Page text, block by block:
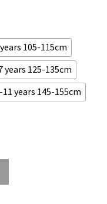
105-115cm
years 125-135cm
11 years 145-155cm